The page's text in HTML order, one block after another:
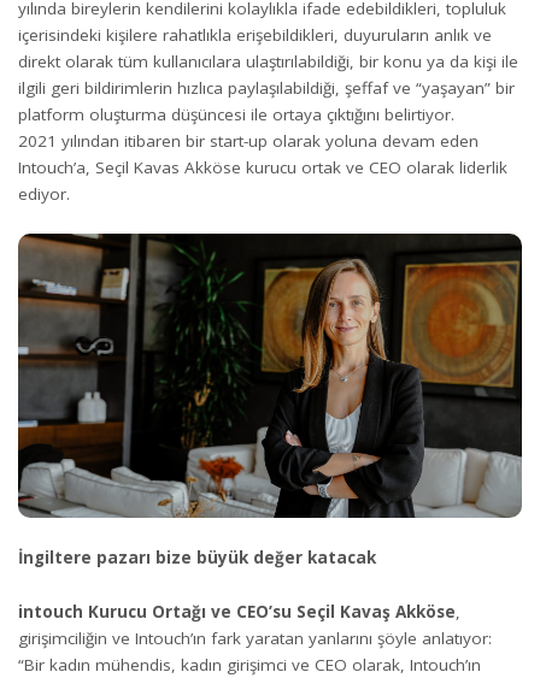
yılında bireylerin kendilerini kolaylıkla ifade edebildikleri, topluluk
içerisindeki kişilere rahatlıkla erişebildikleri, duyuruların anlık ve
direkt olarak tüm kullanıcılara ulaştırılabildiği, bir konu ya da kişi ile
ilgili geri bildirimlerin hızlıca paylaşılabildiği, şeffaf ve “yaşayan” bir
platform oluşturma düşüncesi ile ortaya çıktığını belirtiyor.
2021 yılından itibaren bir start-up olarak yoluna devam eden
Intouch’a, Seçil Kavas Akköse kurucu ortak ve CEO olarak liderlik
ediyor.
İngiltere pazarı bize büyük değer katacak
intouch Kurucu Ortağı ve CEO’su Seçil Kavaş Akköse,
girişimciliğin ve Intouch’ın fark yaratan yanlarını şöyle anlatıyor:
“Bir kadın mühendis, kadın girişimci ve CEO olarak, Intouch’ın